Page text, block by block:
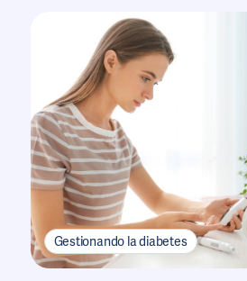
Gestionando la diabetes